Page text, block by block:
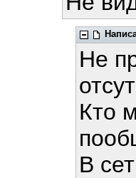
Не
Кто
В